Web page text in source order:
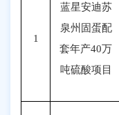
1
蓝星安迪苏
泉州固蛋配
套年产40万
吨硫酸项目